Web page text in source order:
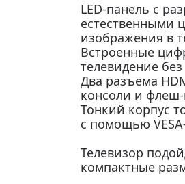
LED-панель с
естественными
изображения в
Встроенные
телевидение
Два разъема
консоли и
Тонкий корпус
с помощью
Телевизор
компактные